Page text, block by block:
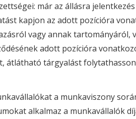
már az állásra
kapjon az adott pozícióra
vagy annak tartományáról,
adott pozícióra
átlátható tárgyalást
a munkaviszony
alkalmaz a munkavállalók